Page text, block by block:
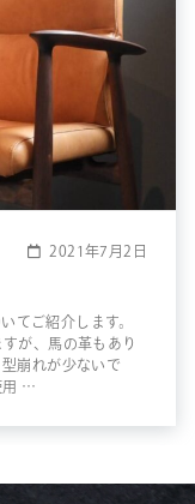
2021年7月2日
てご紹介します。
が、馬の革もあり
崩れが少ないで
用 …